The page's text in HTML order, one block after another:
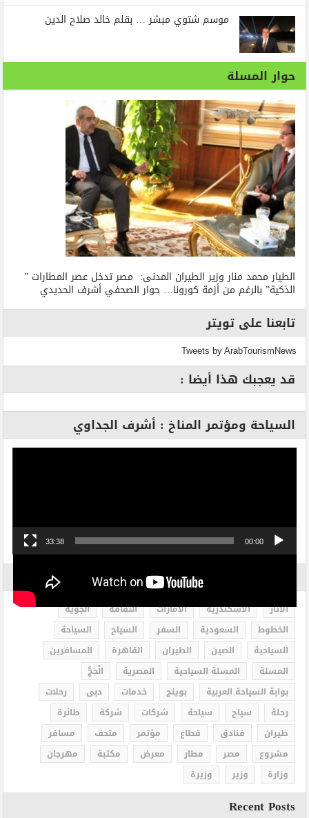
موسم شتوي مبشر … بقلم خالد صلاح الدين
حوار المسلة
الطيار محمد منار وزير الطيران المدنى: مصر تدخل عصر المطارات ”
الذكية” بالرغم من أزمة كورونا… حوار الصحفي أشرف الحديدي
تابعنا على تويتر
Tweets by ArabTourismNews
قد يعجبك هذا أيضا :
السياحة ومؤتمر المناخ : أشرف الجداوي
00:00
33:38
الاثار الاسكندرية الامارات الثقافة
الجوية
الخطوط
السعودية السفر السياح
السياحة
السياحية
الصين الطيران القاهرة
المسافرين
المسلة
المسلة السياحية المصرية
الْحَجُّ
بوابة السياحة العربية
بوينج خدمات دبى
رحلات
رحلة
سياح سياحة شركات شركة
طائرة
طيران
فنادق قطاع مؤتمر متحف
مسافر
مشروع
مصر مطار معرض مكتبة
مهرجان
وزارة
وزير وزيرة
Recent Posts